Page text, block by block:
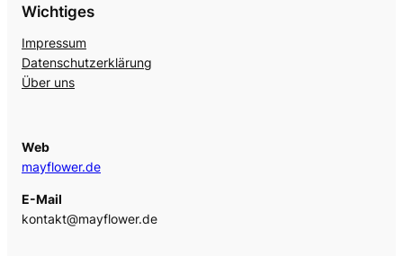
Wichtiges
Impressum
Datenschutzerklärung
Über uns
Web
mayflower.de
E-Mail
kontakt@mayflower.de